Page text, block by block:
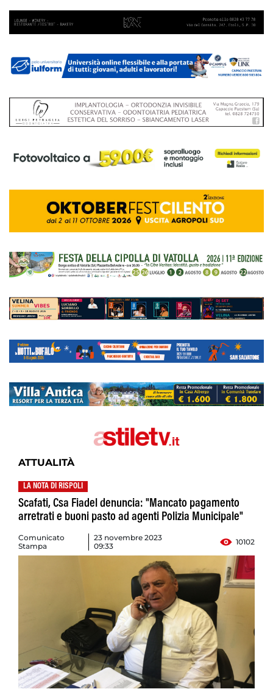
ATTUALITÀ
LA NOTA DI RISPOLI
Scafati, Csa Fiadel denuncia: "Mancato pagamento
arretrati e buoni pasto ad agenti Polizia Municipale"
Comunicato
Stampa
23 novembre 2023
09:33
10102